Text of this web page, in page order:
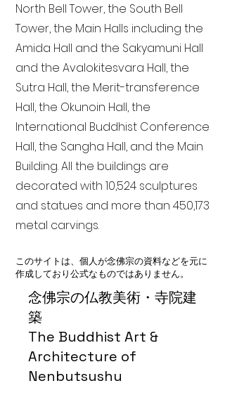
念佛宗の仏教美術・寺院建
築
The Buddhist Art &
Architecture of
Nenbutsushu
North Bell Tower, the South Bell
Tower, the Main Halls including the
Amida Hall and the Sakyamuni Hall
and the Avalokitesvara Hall, the
Sutra Hall, the Merit-transference
Hall, the Okunoin Hall, the
International Buddhist Conference
Hall, the Sangha Hall, and the Main
Building. All the buildings are
decorated with 10,524 sculptures
and statues and more than 450,173
metal carvings.
このサイトは、個人が念佛宗の資料などを元に
作成しており公式なものではありません。